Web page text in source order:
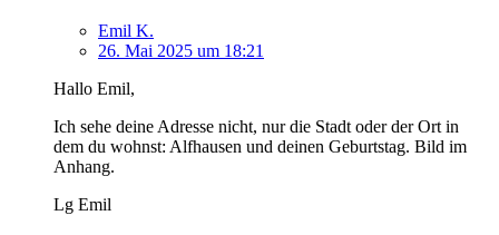
Emil K.
26. Mai 2025 um 18:21
Hallo Emil,
Ich sehe deine Adresse nicht, nur die Stadt oder der Ort in
dem du wohnst: Alfhausen und deinen Geburtstag. Bild im
Anhang.
Lg Emil